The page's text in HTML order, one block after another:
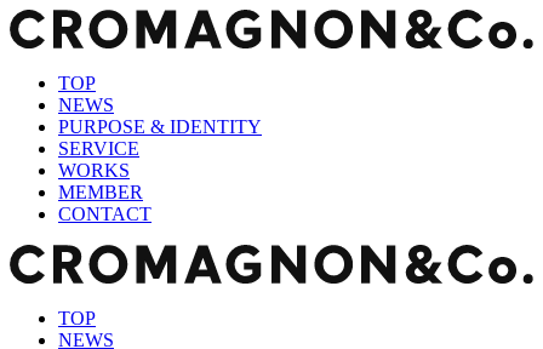
TOP
NEWS
PURPOSE & IDENTITY
SERVICE
WORKS
MEMBER
CONTACT
TOP
NEWS